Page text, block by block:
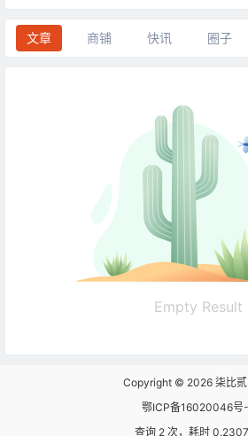
文章 商铺 快讯 圈子
Empty Result
Copyright © 2026 柒比
鄂ICP备16020046号
查询 2 次，耗时